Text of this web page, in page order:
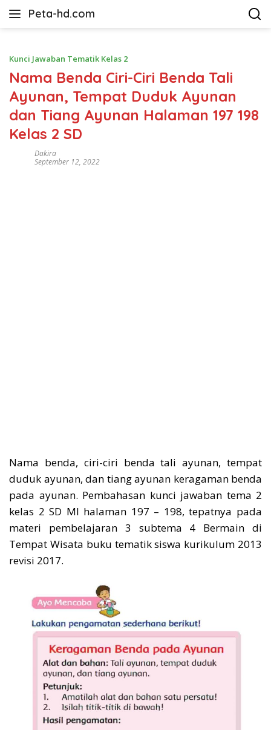
Peta-hd.com
Kumpulan
HD
Kunci Jawaban Tematik Kelas 2
Nama Benda Ciri-Ciri Benda Tali
Ayunan, Tempat Duduk Ayunan
dan Tiang Ayunan Halaman 197 198
Kelas 2 SD
Dakira
September 12, 2022
Nama benda, ciri-ciri benda tali ayunan, tempat
duduk ayunan, dan tiang ayunan keragaman benda
pada ayunan. Pembahasan kunci jawaban tema 2
kelas 2 SD MI halaman 197 – 198, tepatnya pada
materi pembelajaran 3 subtema 4 Bermain di
Tempat Wisata buku tematik siswa kurikulum 2013
revisi 2017.